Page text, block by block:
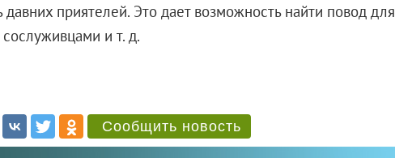
приятелей. Это дает возможность найти повод для
и т. д.
Сообщить новость